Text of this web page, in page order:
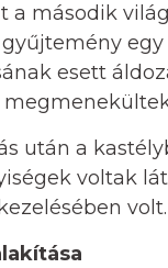
a második
esett
után a
voltak
volt.